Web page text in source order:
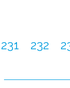
231 232